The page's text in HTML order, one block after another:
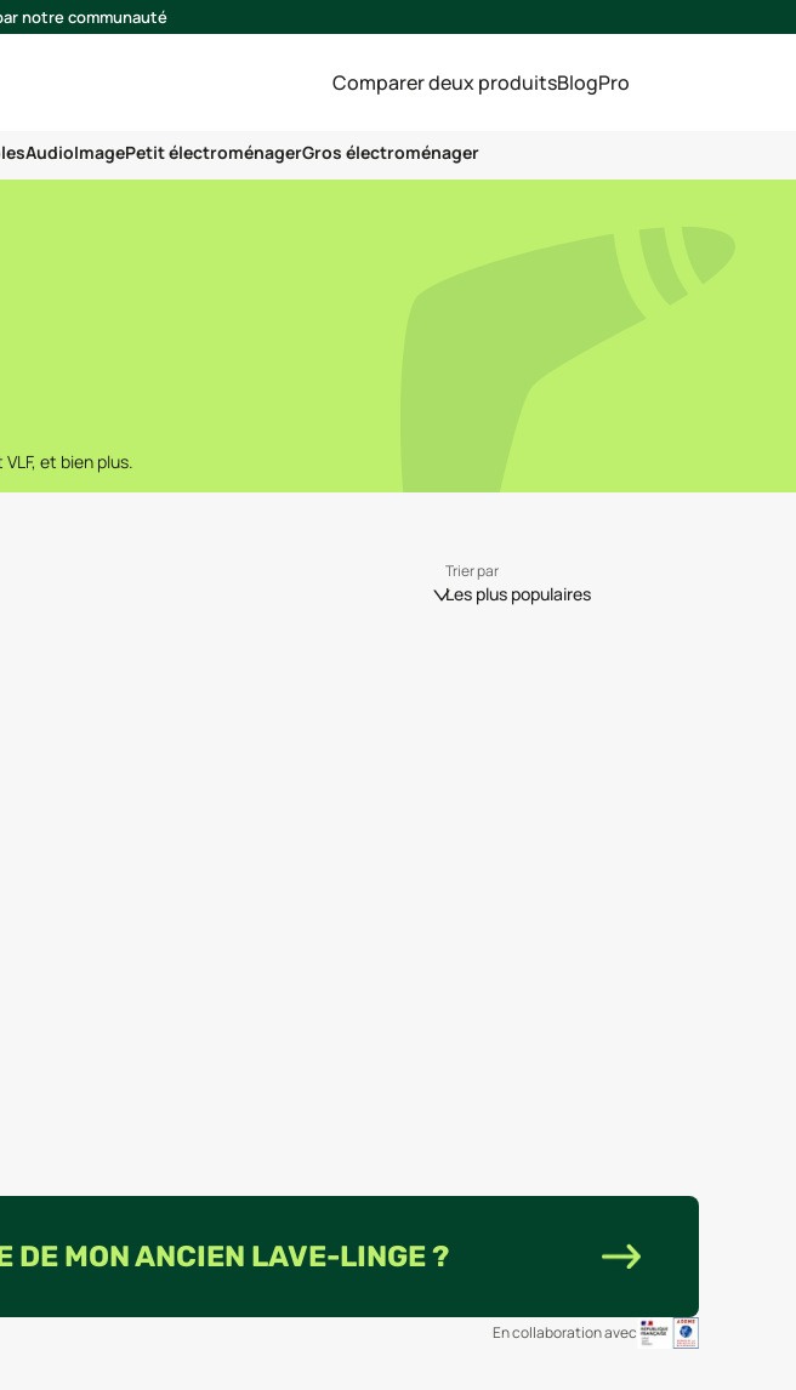
notre communauté
Comparer deux produitsBlogPro
AudioImagePetit électroménagerGros électroménager
et bien plus.
Trier par
Les plus populaires
DE MON ANCIEN LAVE-LINGE ?
En collaboration avec